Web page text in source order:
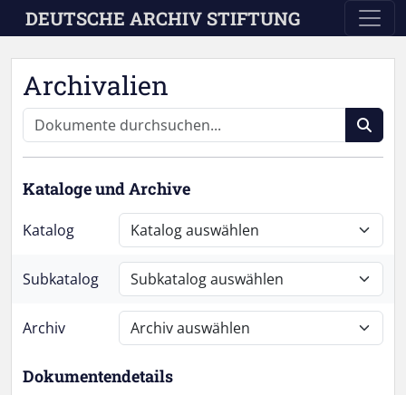
Skip to main content
DEUTSCHE ARCHIV STIFTUNG
Archivalien
Kataloge und Archive
Katalog
Subkatalog
Archiv
Dokumentendetails